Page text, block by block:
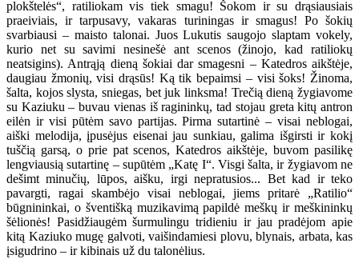
plokštelės“, ratiliokam vis tiek smagu! Šokom ir su drąsiausiais
praeiviais, ir tarpusavy, vakaras turiningas ir smagus! Po šokių
svarbiausi – maisto talonai. Juos Lukutis saugojo slaptam vokely,
kurio net su savimi nesinešė ant scenos (žinojo, kad ratiliokų
neatsigins). Antrąją dieną šokiai dar smagesni – Katedros aikštėje,
daugiau žmonių, visi drąsūs! Ką tik bepaimsi – visi šoks! Žinoma,
šalta, kojos slysta, sniegas, bet juk linksma! Trečią dieną žygiavome
su Kaziuku – buvau vienas iš ragininkų, tad stojau greta kitų antron
eilėn ir visi pūtėm savo partijas. Pirma sutartinė – visai neblogai,
aiški melodija, įpusėjus eisenai jau sunkiau, galima išgirsti ir kokį
tuščią garsą, o prie pat scenos, Katedros aikštėje, buvom pasilikę
lengviausią sutartinę – supūtėm „Katę I“. Visgi šalta, ir žygiavom ne
dešimt minučių, lūpos, aišku, irgi nepratusios... Bet kad ir teko
pavargti, ragai skambėjo visai neblogai, jiems pritarė „Ratilio“
būgnininkai, o šventišką muzikavimą papildė meškų ir meškininkų
šėlionės! Pasidžiaugėm šurmulingu tridieniu ir jau pradėjom apie
kitą Kaziuko mugę galvoti, vaišindamiesi plovu, blynais, arbata, kas
įsigudrino – ir kibinais už du talonėlius.